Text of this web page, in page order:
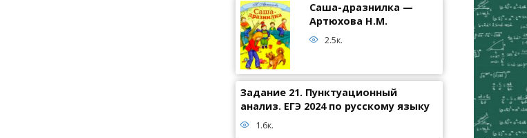
Саша-дразнилка —
Артюхова Н.М.
2.5к.
Задание 21. Пунктуационный
анализ. ЕГЭ 2024 по русскому языку
1.6к.